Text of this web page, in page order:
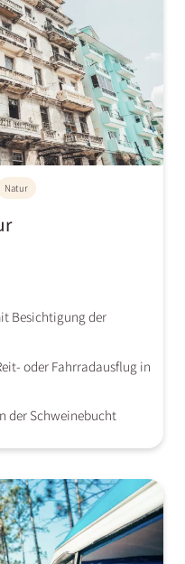
Natur
Besichtigung der
oder Fahrradausflug in
der Schweinebucht